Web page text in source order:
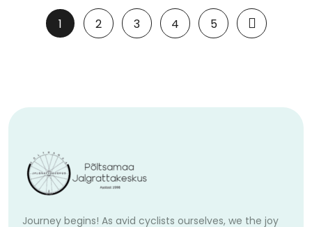
1 2 3 4 5
Journey begins! As avid cyclists ourselves, we the joy